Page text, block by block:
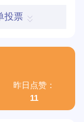
471499
投票
昨日点赞：
11